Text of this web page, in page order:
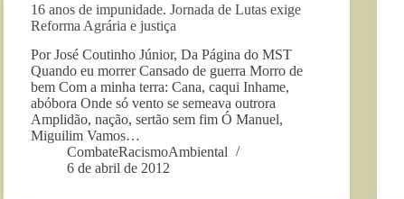
16 anos de impunidade. Jornada de Lutas exige
Reforma Agrária e justiça
Por José Coutinho Júnior, Da Página do MST
Quando eu morrer Cansado de guerra Morro de
bem Com a minha terra: Cana, caqui Inhame,
abóbora Onde só vento se semeava outrora
Amplidão, nação, sertão sem fim Ó Manuel,
Miguilim Vamos…
CombateRacismoAmbiental
6 de abril de 2012